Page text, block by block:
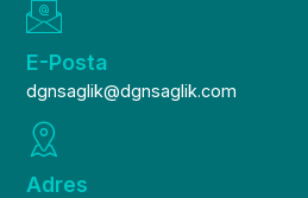
E-Posta
dgnsaglik@dgnsaglik.com
Adres